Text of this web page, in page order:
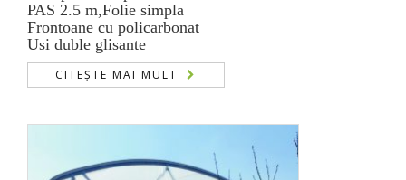
PAS 2.5 m,Folie simpla
Frontoane cu policarbonat
Usi duble glisante
CITEȘTE MAI MULT